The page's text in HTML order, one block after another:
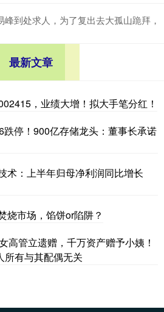
到处求人，为了复出去大孤山跪拜，
最新文章
，业绩大增！拟大手笔分红！
跌停！900亿存储龙头：董事长承诺
术：上半年归母净利润同比增长
烧市场，馅饼or陷阱？
高管立遗赠，千万资产赠予小姨！
所有与其配偶无关